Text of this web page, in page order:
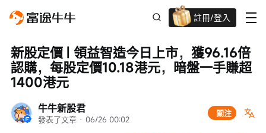
註冊/登入
迎新驚喜賞 股票/BTC等任你揀!
牛牛新股君
發表了文章 · 06/26 00:02
關注
新股定價 | 領益智造今日上市，獲96.16倍
認購，每股定價10.18港元，暗盤一手賺超
1400港元